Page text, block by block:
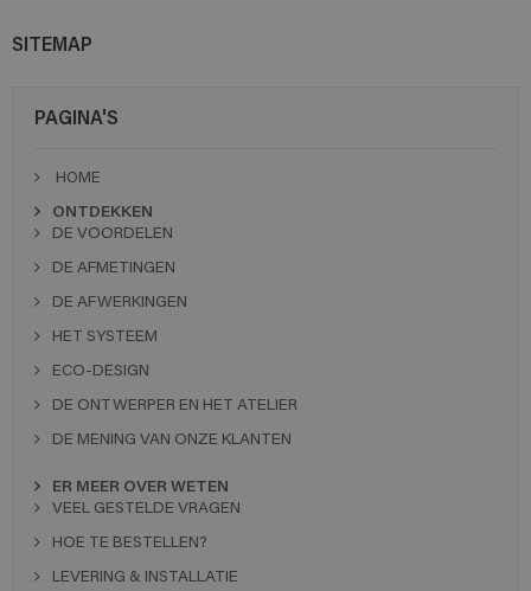
SITEMAP
PAGINA'S
HOME
ONTDEKKEN
DE VOORDELEN
DE AFMETINGEN
DE AFWERKINGEN
HET SYSTEEM
ECO-DESIGN
DE ONTWERPER EN HET ATELIER
DE MENING VAN ONZE KLANTEN
ER MEER OVER WETEN
VEEL GESTELDE VRAGEN
HOE TE BESTELLEN?
LEVERING & INSTALLATIE